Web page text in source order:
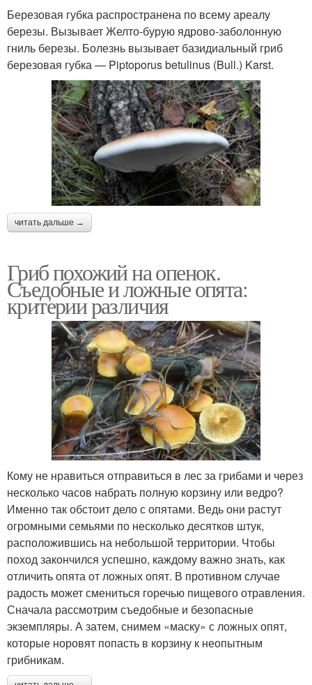
Березовая губка распространена по всему ареалу
березы. Вызывает Желто-бурую ядрово-заболонную
гниль березы. Болезнь вызывает базидиальный гриб
березовая губка — Piptoporus betulinus (Bull.) Karst.
читать дальше →
Гриб похожий на опенок.
Съедобные и ложные опята:
критерии различия
Кому не нравиться отправиться в лес за грибами и через
несколько часов набрать полную корзину или ведро?
Именно так обстоит дело с опятами. Ведь они растут
огромными семьями по несколько десятков штук,
расположившись на небольшой территории. Чтобы
поход закончился успешно, каждому важно знать, как
отличить опята от ложных опят. В противном случае
радость может смениться горечью пищевого отравления.
Сначала рассмотрим съедобные и безопасные
экземпляры. А затем, снимем «маску» с ложных опят,
которые норовят попасть в корзину к неопытным
грибникам.